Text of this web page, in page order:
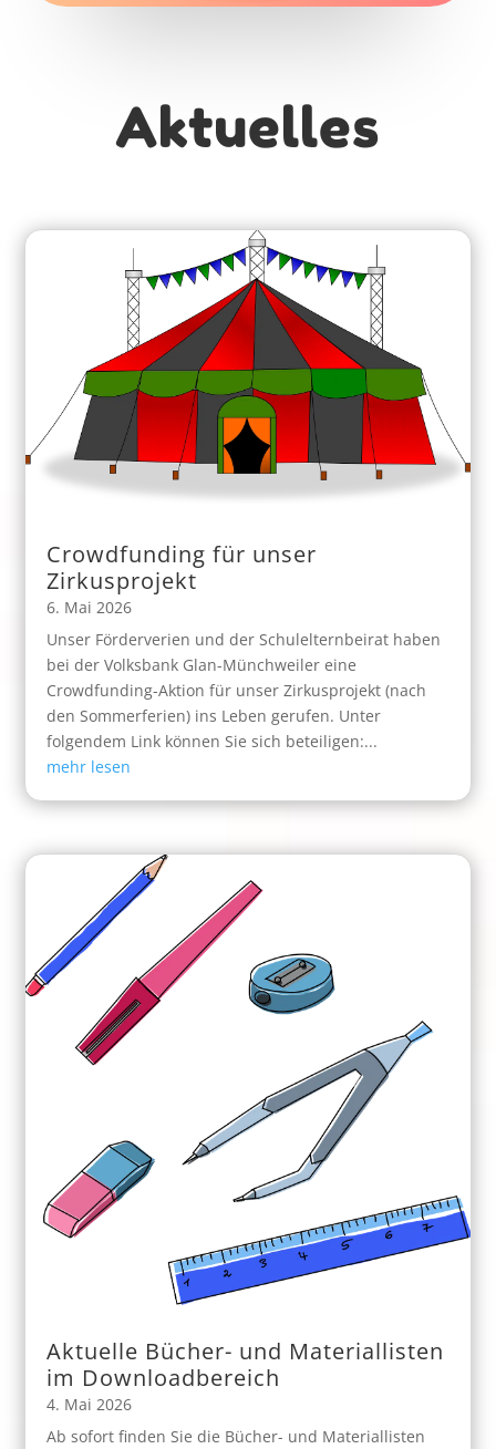
Aktuelles
Crowdfunding für unser
Zirkusprojekt
6. Mai 2026
Unser Förderverien und der Schulelternbeirat haben
bei der Volksbank Glan-Münchweiler eine
Crowdfunding-Aktion für unser Zirkusprojekt (nach
den Sommerferien) ins Leben gerufen. Unter
folgendem Link können Sie sich beteiligen:...
mehr lesen
Aktuelle Bücher- und Materiallisten
im Downloadbereich
4. Mai 2026
Ab sofort finden Sie die Bücher- und Materiallisten